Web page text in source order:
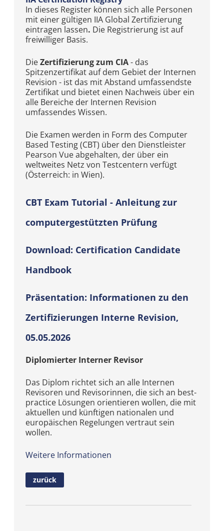
In dieses Register können sich alle Personen
mit einer gültigen IIA Global Zertifizierung
eintragen lassen. Die Registrierung ist auf
freiwilliger Basis.
DieZertifizierung zum CIA- das
Spitzenzertifikat auf dem Gebiet der Internen
Revision - ist das mit Abstand umfassendste
Zertifikat und bietet einen Nachweis über ein
alle Bereiche der Internen Revision
umfassendes Wissen.
Die Examen werden in Form des Computer
Based Testing (CBT) über den Dienstleister
Pearson Vue abgehalten, der über ein
weltweites Netz von Testcentern verfügt
(Österreich: in Wien).
CBT Exam Tutorial - Anleitung zur
computergestützten Prüfung
Download: Certification Candidate
Handbook
Präsentation: Informationen zu den
Zertifizierungen Interne Revision,
05.05.2026
Diplomierter Interner Revisor
Das Diplom richtet sich an alle Internen
Revisoren und Revisorinnen, die sich an best-
practice Lösungen orientieren wollen, die mit
aktuellen und künftigen nationalen und
europäischen Regelungen vertraut sein
wollen.
Weitere Informationen
zurück